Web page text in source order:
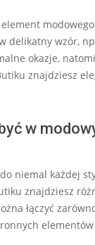
delikatny wzór,
okazje,
znajdziesz
w
niemal każdej
znajdziesz
łączyć